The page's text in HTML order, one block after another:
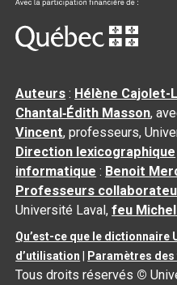
Auteurs : Hélène Cajolet-
Chantal‑Édith Masson,
Vincent, professeurs,
Direction lexicographique
informatique : Benoit
Professeurs
Université Laval,feu
Qu’est-ce que le dictionnaire
d’utilisation
Paramètres
Tous droits réservés ©